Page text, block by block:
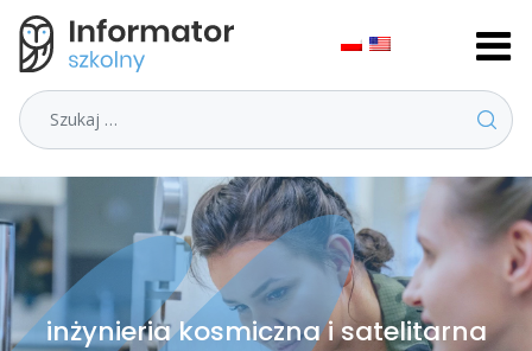
Szukaj
inżynieria kosmiczna i satelitarna